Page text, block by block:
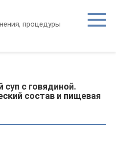
процедуры
с говядиной.
состав и пищевая